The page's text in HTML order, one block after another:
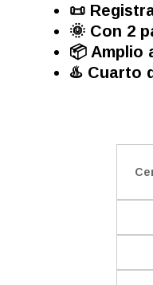
📜
🌞 Con 2
📦 Amplio
♨️ Cuarto